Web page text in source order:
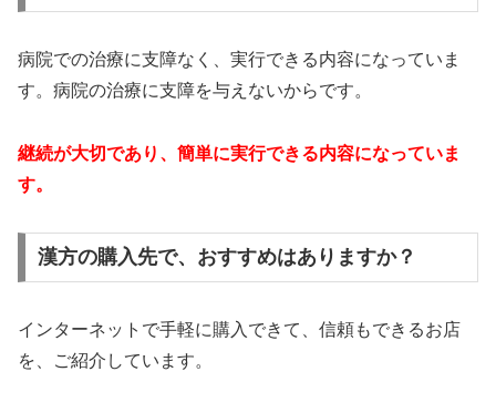
病院での治療に支障なく、実行できる内容になっていま
す。病院の治療に支障を与えないからです。
継続が大切であり、簡単に実行できる内容になっていま
す。
漢方の購入先で、おすすめはありますか？
インターネットで手軽に購入できて、信頼もできるお店
を、ご紹介しています。